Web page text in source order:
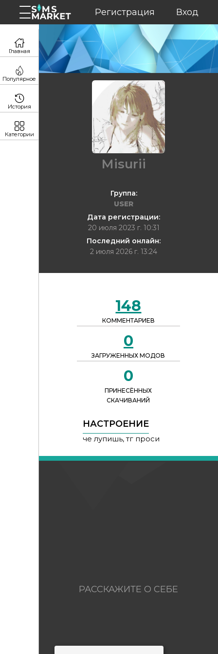
Регистрация Вход
Misurii
Группа:
USER
Дата регистрации:
20 июля 2023 г. 10:31
Последний онлайн:
2 июля 2026 г. 13:24
148
КОММЕНТАРИЕВ
0
ЗАГРУЖЕННЫХ МОДОВ
0
ПРИНЕСЁННЫХ
СКАЧИВАНИЙ
НАСТРОЕНИЕ
че лупишь, тг проси
РАССКАЖИТЕ О СЕБЕ
Главная
Популярное
История
Категории